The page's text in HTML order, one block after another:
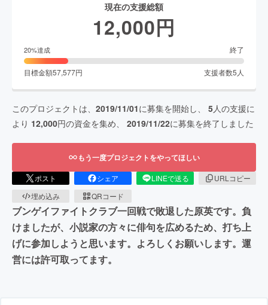
現在の支援総額
12,000円
20%達成 終了
目標金額57,577円 支援者数5 人
このプロジェクトは、 2019/11/01に募集を開始し、 5人の支援に
より 12,000円の資金を集め、 2019/11/22に募集を終了しました
もう一度プロジェクトをやってほしい
ポスト シェア LINEで送る
URLコピー
埋め込み
QRコード
ブンゲイファイトクラブ一回戦で敗退した原英です。負
けましたが、小説家の方々に俳句を広めるため、打ち上
げに参加しようと思います。よろしくお願いします。運
営には許可取ってます。